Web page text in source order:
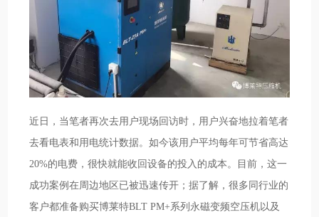
近日，当笔者再次去用户现场回访时，用户兴奋地拉着笔者
去看电表和用电统计数据。如今该用户平均每年可节省高达
20%的电费，很快就能收回设备的投入的成本。目前，这一
成功案例在周边地区已被迅速传开；据了解，很多同行业的
客户都准备购买博莱特BLT PM+系列永磁变频空压机以及